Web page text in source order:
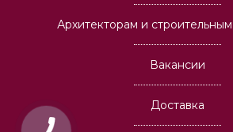
Архитекторам и
Вакансии
Доставка